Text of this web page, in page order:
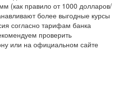
(как правило от 1000 долларов/
более выгодные курсы
согласно тарифам банка
проверить
или на официальном сайте